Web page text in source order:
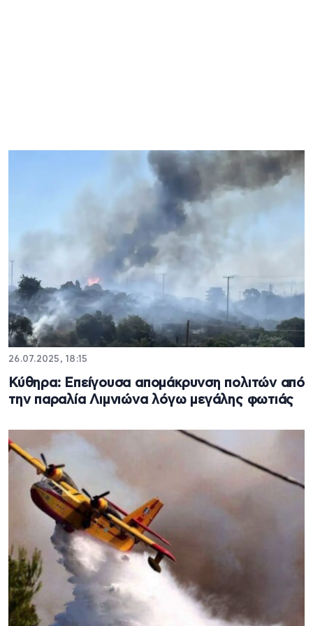
26.07.2025, 18:15
Κύθηρα: Επείγουσα απομάκρυνση πολιτών από
την παραλία Λιμνιώνα λόγω μεγάλης φωτιάς